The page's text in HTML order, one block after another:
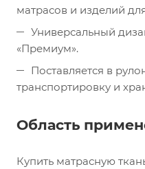
матрасов и изделий
Универсальный
«Премиум».
Поставляется в
транспортировку и
Область
Купить матрасную